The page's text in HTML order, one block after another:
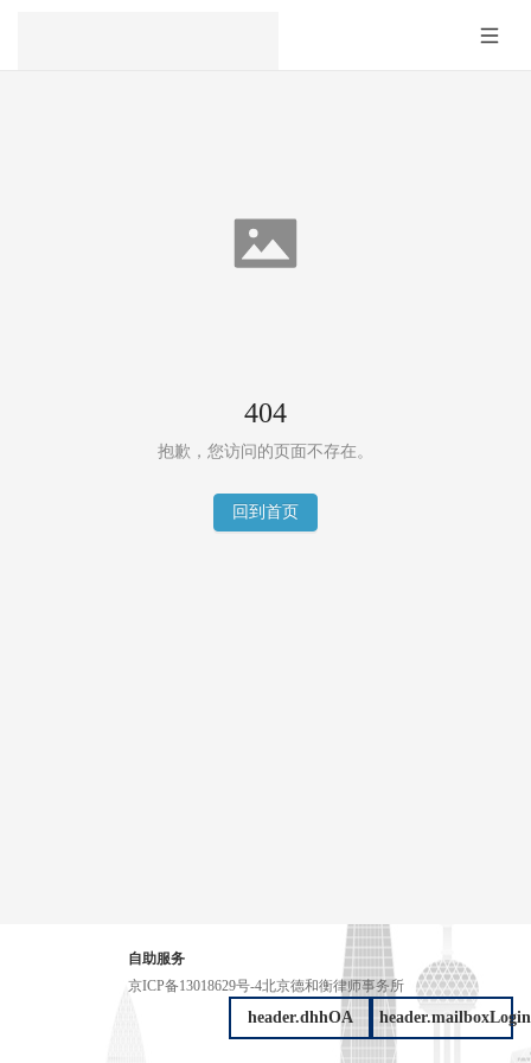
404
抱歉，您访问的页面不存在。
回到首页
自助服务
京ICP备13018629号-4北京德和衡律师事务所
header.dhhOA header.mailboxLogin